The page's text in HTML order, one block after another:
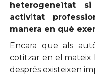
heterogeneïtat
activitat
manera en què
Encara que als
cotitzar en el mateix
després existeixen